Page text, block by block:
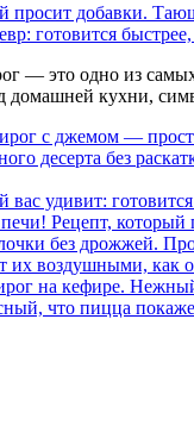
просит добавки.
готовится
— это одно из
кухни,
с джемом —
десерта без
вас удивит:
Рецепт, который
без дрожжей.
их воздушными, как
на кефире.
что пицца